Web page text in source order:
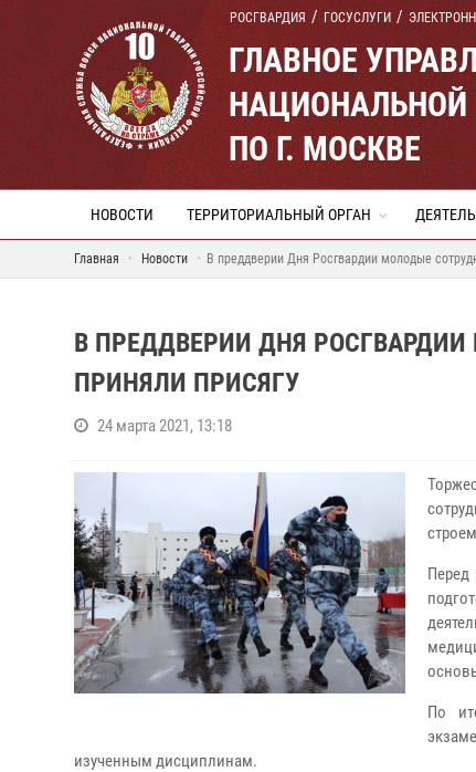
РОСГВАРДИЯ ГОСУСЛУГИ
ГЛАВНОЕ
НАЦИОНАЛЬНОЙ
ПО Г. МОСКВЕ
НОВОСТИ ТЕРРИТОРИАЛЬНЫЙ ОРГАН
Главная Новости В преддверии Дня Росгвардии молодые
В ПРЕДДВЕРИИ ДНЯ
ПРИНЯЛИ ПРИСЯГУ
24 марта 2021, 13:18
Перед
По
изученным дисциплинам.